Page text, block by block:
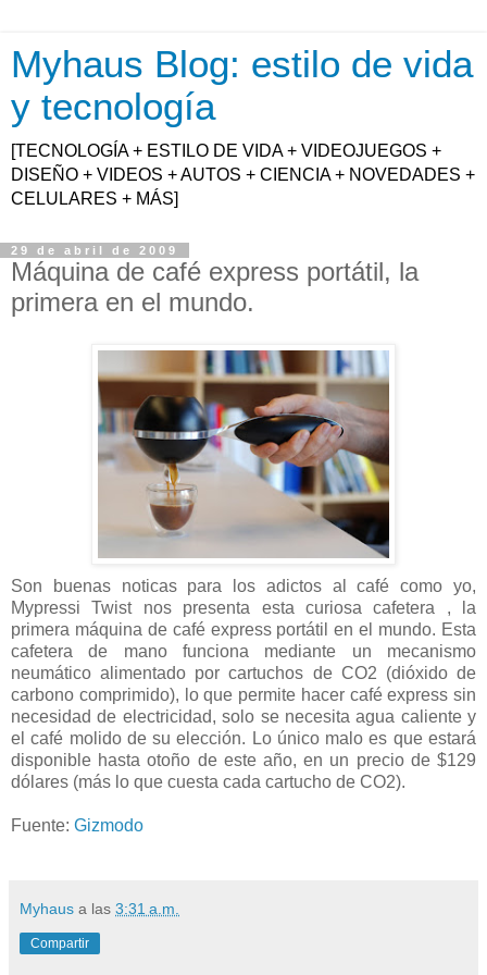
Myhaus Blog: estilo de vida
y tecnología
[TECNOLOGÍA + ESTILO DE VIDA + VIDEOJUEGOS +
DISEÑO + VIDEOS + AUTOS + CIENCIA + NOVEDADES +
CELULARES + MÁS]
29 de abril de 2009
Máquina de café express portátil, la
primera en el mundo.
Son buenas noticas para los adictos al café como yo,
Mypressi Twist nos presenta esta curiosa cafetera , la
primera máquina de café express portátil en el mundo. Esta
cafetera de mano funciona mediante un mecanismo
neumático alimentado por cartuchos de CO2 (dióxido de
carbono comprimido), lo que permite hacer café express sin
necesidad de electricidad, solo se necesita agua caliente y
el café molido de su elección. Lo único malo es que estará
disponible hasta otoño de este año, en un precio de $129
dólares (más lo que cuesta cada cartucho de CO2).
Fuente: Gizmodo
Myhaus a las 3:31 a.m.
Compartir